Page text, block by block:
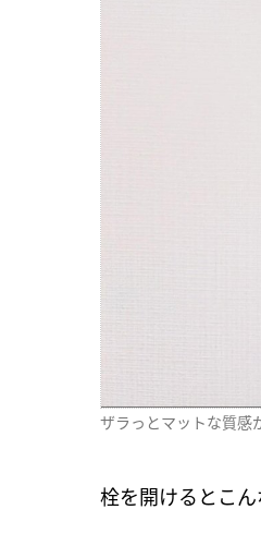
ザラっとマットな質感
栓を開けるとこん